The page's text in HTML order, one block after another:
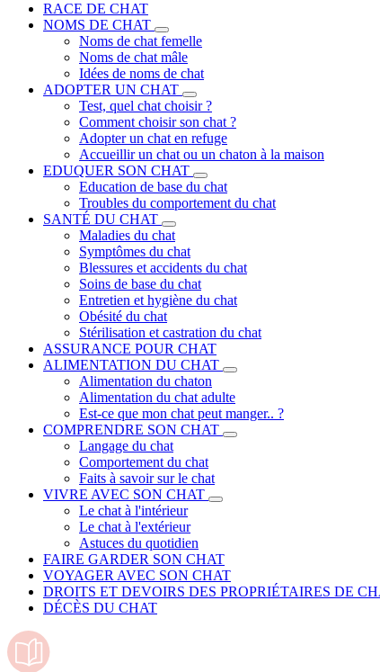
RACE DE CHAT
NOMS DE CHAT
Noms de chat femelle
Noms de chat mâle
Idées de noms de chat
ADOPTER UN CHAT
Test, quel chat choisir ?
Comment choisir son chat ?
Adopter un chat en refuge
Accueillir un chat ou un chaton à la maison
EDUQUER SON CHAT
Education de base du chat
Troubles du comportement du chat
SANTÉ DU CHAT
Maladies du chat
Symptômes du chat
Blessures et accidents du chat
Soins de base du chat
Entretien et hygiène du chat
Obésité du chat
Stérilisation et castration du chat
ASSURANCE POUR CHAT
ALIMENTATION DU CHAT
Alimentation du chaton
Alimentation du chat adulte
Est-ce que mon chat peut manger.. ?
COMPRENDRE SON CHAT
Langage du chat
Comportement du chat
Faits à savoir sur le chat
VIVRE AVEC SON CHAT
Le chat à l'intérieur
Le chat à l'extérieur
Astuces du quotidien
FAIRE GARDER SON CHAT
VOYAGER AVEC SON CHAT
DROITS ET DEVOIRS DES PROPRIÉTAIRES DE
DÉCÈS DU CHAT